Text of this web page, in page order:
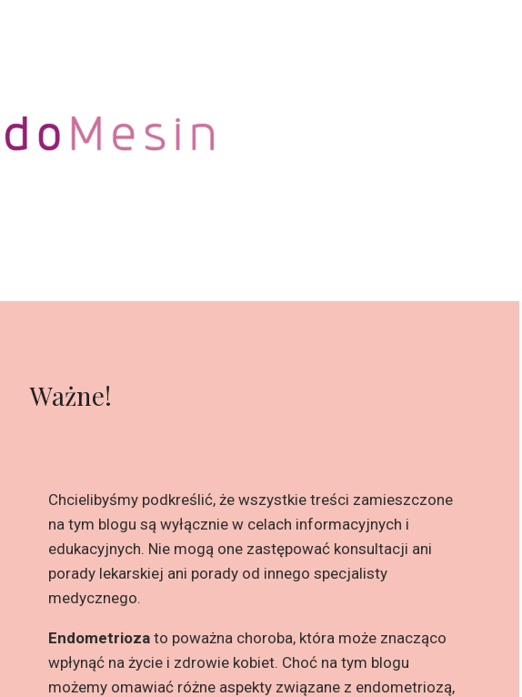
Ważne!
Chcielibyśmy podkreślić, że wszystkie treści zamieszczone
na tym blogu są wyłącznie w celach informacyjnych i
edukacyjnych. Nie mogą one zastępować konsultacji ani
porady lekarskiej ani porady od innego specjalisty
medycznego.
Endometriozato poważna choroba, która może znacząco
wpłynąć na życie i zdrowie kobiet. Choć na tym blogu
możemy omawiać różne aspekty związane z endometriozą,